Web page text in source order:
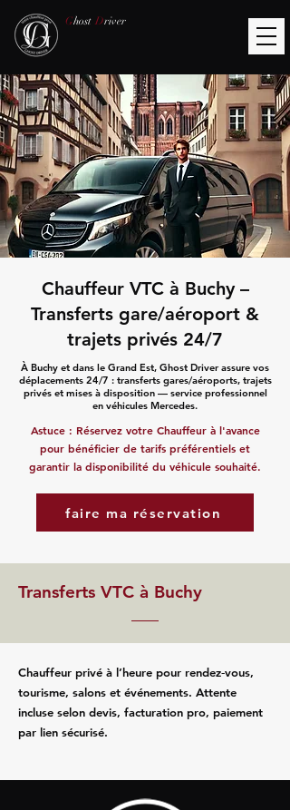
Ghost Driver
Chauffeur VTC à Buchy –
Transferts gare/aéroport &
trajets privés 24/7
À Buchy et dans le Grand Est, Ghost Driver assure vos
déplacements 24/7 : transferts gares/aéroports, trajets
privés et mises à disposition — service professionnel
en véhicules Mercedes.
Astuce : Réservez votre Chauffeur à l'avance
pour bénéficier de tarifs préférentiels et
garantir la disponibilité du véhicule souhaité.
faire ma réservation
Transferts VTC à Buchy
Chauffeur privé à l’heure pour rendez‑vous,
tourisme, salons et événements. Attente
incluse selon devis, facturation pro, paiement
par lien sécurisé.